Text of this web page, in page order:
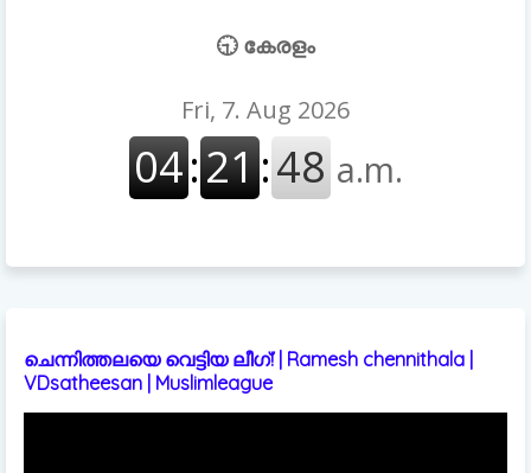
🕤 കേരളം
ചെന്നിത്തലയെ വെട്ടിയ ലീഗ്! | Ramesh chennithala |
VDsatheesan | Muslimleague